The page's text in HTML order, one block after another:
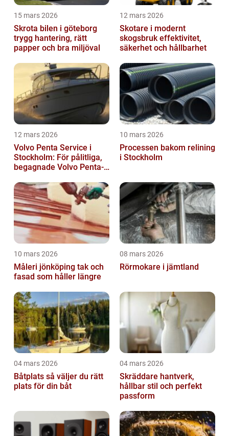
15 mars 2026
Skrota bilen i göteborg
trygg hantering, rätt
papper och bra miljöval
12 mars 2026
Skotare i modernt
skogsbruk effektivitet,
säkerhet och hållbarhet
12 mars 2026
Volvo Penta Service i
Stockholm: För pålitliga,
begagnade Volvo Penta-
10 mars 2026
Processen bakom relining
i Stockholm
10 mars 2026
Måleri jönköping tak och
fasad som håller längre
08 mars 2026
Rörmokare i jämtland
04 mars 2026
Båtplats så väljer du rätt
plats för din båt
04 mars 2026
Skräddare hantverk,
hållbar stil och perfekt
passform